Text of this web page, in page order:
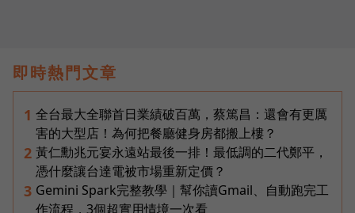
即時熱門文章
1 全台最大全聯首日業績破百萬，蔡篤昌：還會有更厲
害的大型店！為何把餐廳健身房都搬上樓？
2 黃仁勳兆元宴永遠站最後一排！最低調的二代鄭平，
憑什麼讓台達電被市場重新定價？
3 Gemini Spark完整教學｜幫你讀Gmail、自動跑完工
作流程，3個超實用情境一次看